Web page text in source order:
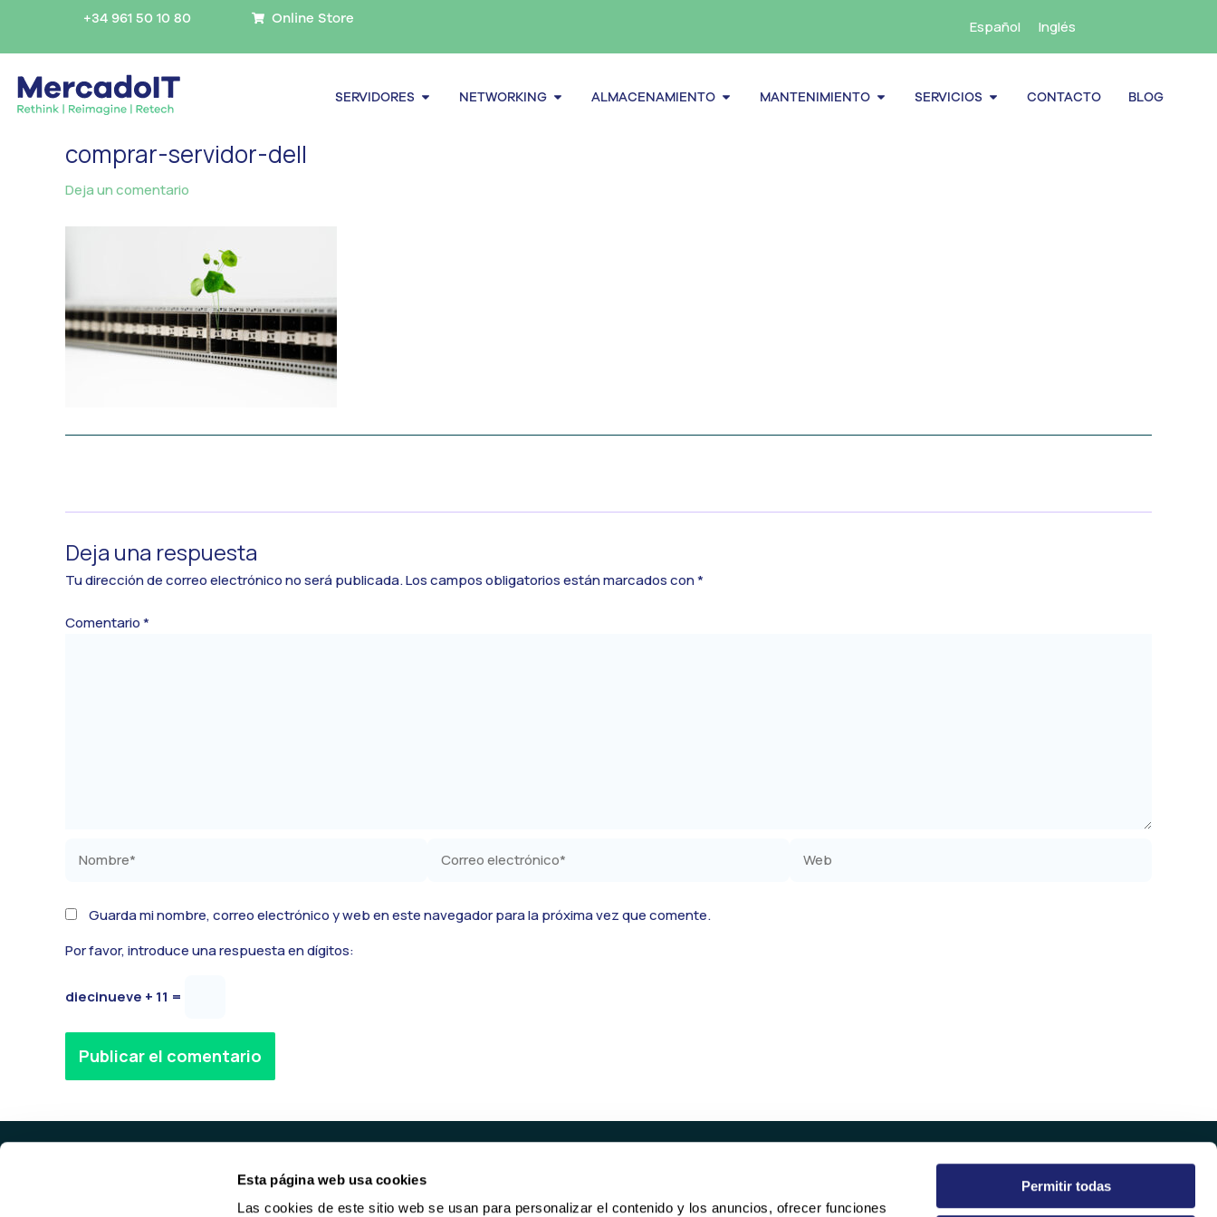
Esta página web usa cookies
Las cookies de este sitio web se usan para personalizar el contenido y los anuncios, ofrecer funciones
Permitir todas
contenido
+34 961 50 10 80 Online Store Español Inglés
SERVIDORES Abrir Servidores
NETWORKING Abrir Networking
ALMACENAMIENTO Abrir almacenamiento
MANTENIMIENTO Abrir Mantenimiento
SERVICIOS Abrir Servicios
CONTACTO BLOG
comprar-servidor-dell
Deja un comentario
Deja una respuesta
Tu dirección de correo electrónico no será publicada.Los campos obligatorios están marcados con*
Comentario*
electrónico*
Guarda mi nombre, correo electrónico y web en este navegador para la próxima vez que comente.
Por favor, introduce una respuesta en dígitos:
diecinueve + 11 =
PRODUCTOS SERVICIOS EMPRESA